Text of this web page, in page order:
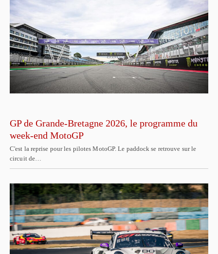
GP de Grande-Bretagne 2026, le programme du
week-end MotoGP
C'est la reprise pour les pilotes MotoGP. Le paddock se retrouve sur le
circuit de…